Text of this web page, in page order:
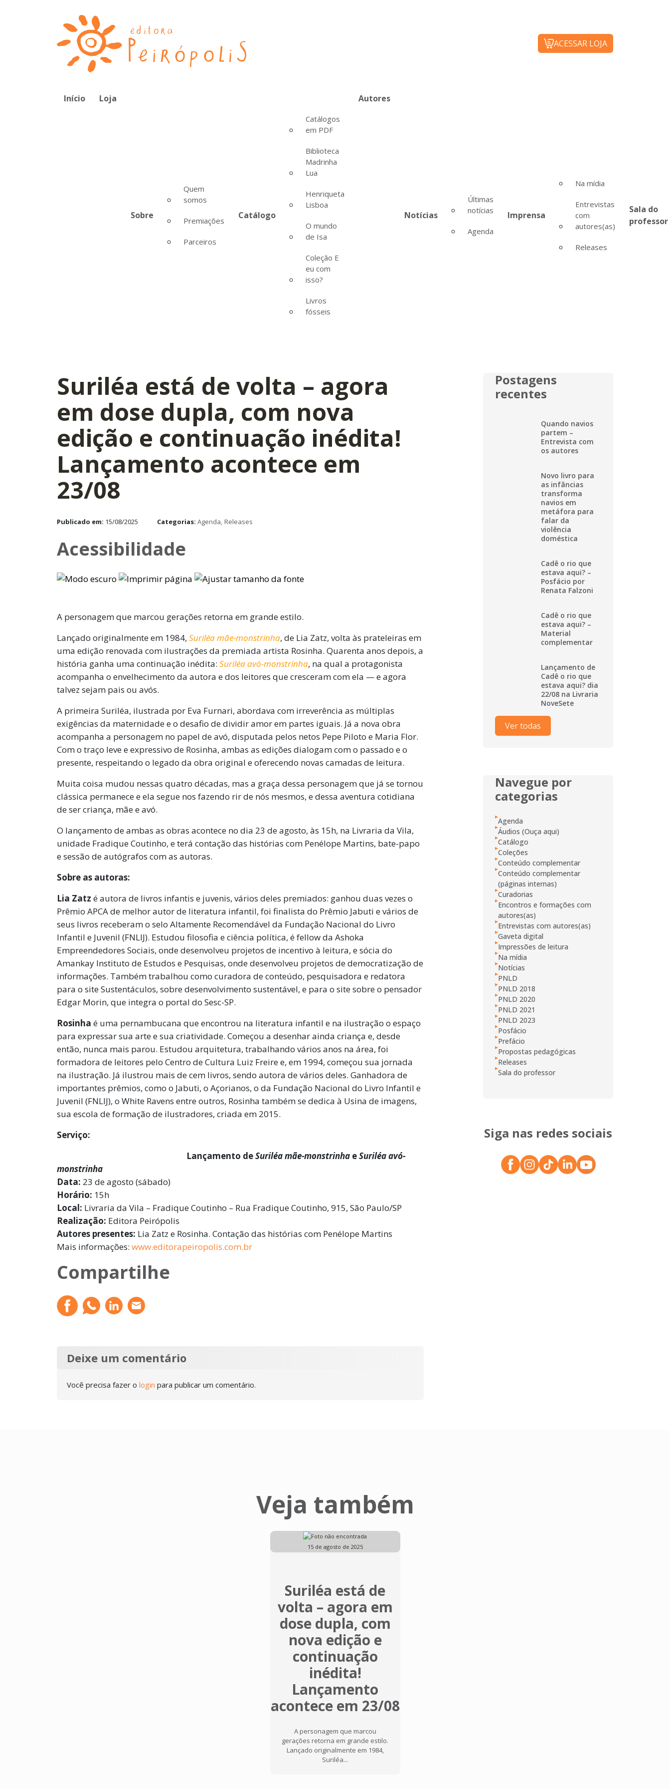
ACESSAR LOJA
Início Loja
Sobre
Quem
somos
Premiações
Parceiros
Catálogo
Catálogos
em PDF
Biblioteca
Madrinha
Lua
Henriqueta
Lisboa
O mundo
de Isa
Coleção E
eu com
isso?
Livros
fósseis
Autores
Notícias
Últimas
notícias
Agenda
Imprensa
Na mídia
Entrevistas
com
autores(as)
Releases
Sala do
professor
Suriléa está de volta – agora
em dose dupla, com nova
edição e continuação inédita!
Lançamento acontece em
23/08
Publicado em: 15/08/2025 Categorias: Agenda Releases
Acessibilidade
A personagem que marcou gerações retorna em grande estilo.
Lançado originalmente em 1984, Suriléa mãe-monstrinha, de Lia Zatz, volta às prateleiras em
uma edição renovada com ilustrações da premiada artista Rosinha. Quarenta anos depois, a
história ganha uma continuação inédita: Suriléa avó-monstrinha, na qual a protagonista
acompanha o envelhecimento da autora e dos leitores que cresceram com ela — e agora
talvez sejam pais ou avós.
A primeira Suriléa, ilustrada por Eva Furnari, abordava com irreverência as múltiplas
exigências da maternidade e o desafio de dividir amor em partes iguais. Já a nova obra
acompanha a personagem no papel de avó, disputada pelos netos Pepe Piloto e Maria Flor.
Com o traço leve e expressivo de Rosinha, ambas as edições dialogam com o passado e o
presente, respeitando o legado da obra original e oferecendo novas camadas de leitura.
Muita coisa mudou nessas quatro décadas, mas a graça dessa personagem que já se tornou
clássica permanece e ela segue nos fazendo rir de nós mesmos, e dessa aventura cotidiana
de ser criança, mãe e avó.
O lançamento de ambas as obras acontece no dia 23 de agosto, às 15h, na Livraria da Vila,
unidade Fradique Coutinho, e terá contação das histórias com Penélope Martins, bate-papo
e sessão de autógrafos com as autoras.
Sobre as autoras:
Lia Zatz é autora de livros infantis e juvenis, vários deles premiados: ganhou duas vezes o
Prêmio APCA de melhor autor de literatura infantil, foi finalista do Prêmio Jabuti e vários de
seus livros receberam o selo Altamente Recomendável da Fundação Nacional do Livro
Infantil e Juvenil (FNLIJ). Estudou filosofia e ciência política, é fellow da Ashoka
Empreendedores Sociais, onde desenvolveu projetos de incentivo à leitura, e sócia do
Amankay Instituto de Estudos e Pesquisas, onde desenvolveu projetos de democratização de
informações. Também trabalhou como curadora de conteúdo, pesquisadora e redatora
para o site Sustentáculos, sobre desenvolvimento sustentável, e para o site sobre o pensador
Edgar Morin, que integra o portal do Sesc-SP.
Rosinha é uma pernambucana que encontrou na literatura infantil e na ilustração o espaço
para expressar sua arte e sua criatividade. Começou a desenhar ainda criança e, desde
então, nunca mais parou. Estudou arquitetura, trabalhando vários anos na área, foi
formadora de leitores pelo Centro de Cultura Luiz Freire e, em 1994, começou sua jornada
na ilustração. Já ilustrou mais de cem livros, sendo autora de vários deles. Ganhadora de
importantes prêmios, como o Jabuti, o Açorianos, o da Fundação Nacional do Livro Infantil e
Juvenil (FNLIJ), o White Ravens entre outros, Rosinha também se dedica à Usina de imagens,
sua escola de formação de ilustradores, criada em 2015.
Serviço:
Lançamento deSuriléa mãe-monstrinha eSuriléa avó-
monstrinha
Data: 23 de agosto (sábado)
Horário: 15h
Local: Livraria da Vila – Fradique Coutinho – Rua Fradique Coutinho, 915, São Paulo/SP
Realização: Editora Peirópolis
Autores presentes: Lia Zatz e Rosinha. Contação das histórias com Penélope Martins
Mais informações: www.editorapeiropolis.com.br
Compartilhe
Deixe um comentário
Você precisa fazer o login para publicar um comentário.
Postagens
recentes
Quando navios
partem –
Entrevista com
os autores
Novo livro para
as infâncias
transforma
navios em
metáfora para
falar da
violência
doméstica
Cadê o rio que
estava aqui? –
Posfácio por
Renata Falzoni
Cadê o rio que
estava aqui? –
Material
complementar
Lançamento de
Cadê o rio que
estava aqui? dia
22/08 na Livraria
NoveSete
Ver todas
Navegue por
categorias
Agenda
Áudios (Ouça aqui)
Catálogo
Coleções
Conteúdo complementar
Conteúdo complementar
(páginas internas)
Curadorias
Encontros e formações com
autores(as)
Entrevistas com autores(as)
Gaveta digital
Impressões de leitura
Na mídia
Notícias
PNLD
PNLD 2018
PNLD 2020
PNLD 2021
PNLD 2023
Posfácio
Prefácio
Propostas pedagógicas
Releases
Sala do professor
Siga nas redes sociais
Veja também
15 de agosto de 2025
Suriléa está de
volta – agora em
dose dupla, com
nova edição e
continuação
inédita!
Lançamento
acontece em 23/08
A personagem que marcou
gerações retorna em grande estilo.
Lançado originalmente em 1984,
Suriléa...